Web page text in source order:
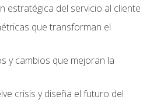
estratégica del servicio al cliente
que transforman el
y cambios que mejoran la
crisis y diseña el futuro del